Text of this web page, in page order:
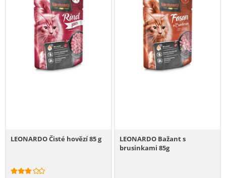
LEONARDO Čisté hovězí 85 g
LEONARDO Bažant s
brusinkami 85g